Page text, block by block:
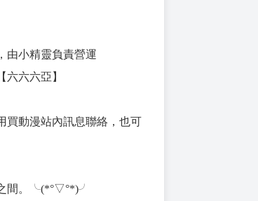
由小精靈負責營運
六六亞】
買動漫站內訊息聯絡，也可
間。╰(*°▽°*)╯